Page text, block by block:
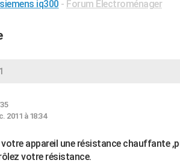
iq300 - Forum Electroménager
2011 à 18:34
appareil une résistance chauffante
votre résistance.